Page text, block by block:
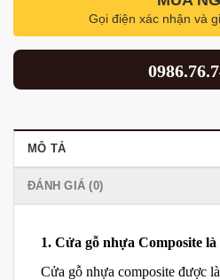
Gọi điện xác nhận và
MÔ TẢ
ĐÁNH GIÁ (0)
1. Cửa gỗ nhựa Composite là
Cửa gỗ nhựa composite được